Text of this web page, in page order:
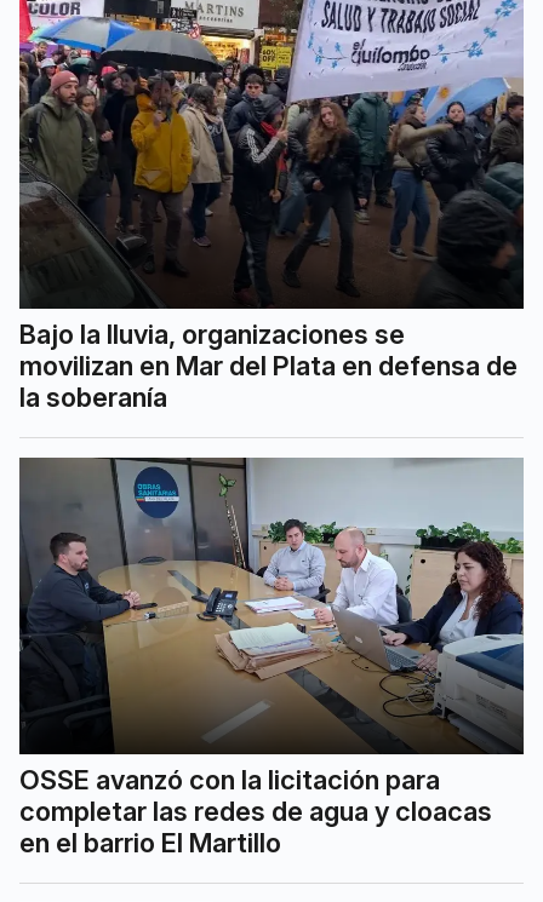
Bajo la lluvia, organizaciones se
movilizan en Mar del Plata en defensa de
la soberanía
OSSE avanzó con la licitación para
completar las redes de agua y cloacas
en el barrio El Martillo